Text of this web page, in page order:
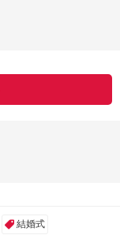
結婚式